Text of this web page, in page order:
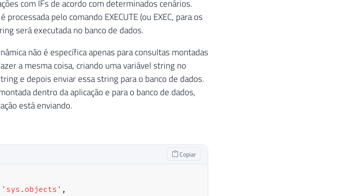
com IFs de acordo com determinados cenários.
pelo comando EXECUTE (ou EXEC, para os
será executada no banco de dados.
não é específica apenas para consultas montadas
a mesma coisa, criando uma variável string no
e depois enviar essa string para o banco de dados.
dentro da aplicação e para o banco de dados,
está enviando.
Copiar
'sys.objects' ,